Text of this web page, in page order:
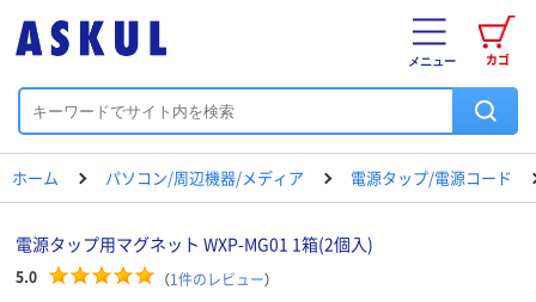
カゴ
メニュー
ホーム パソコン/周辺機器/メディア 電源タップ/電源コード
電源タップ用マグネット WXP-MG01 1箱(2個入)
5.0 （1件のレビュー）